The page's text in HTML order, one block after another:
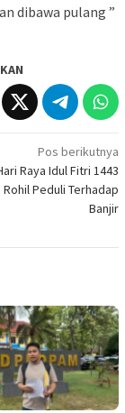
dibawa pulang ”
Pos berikutnya
Raya Idul Fitri 1443
Rohil Peduli Terhadap
Banjir